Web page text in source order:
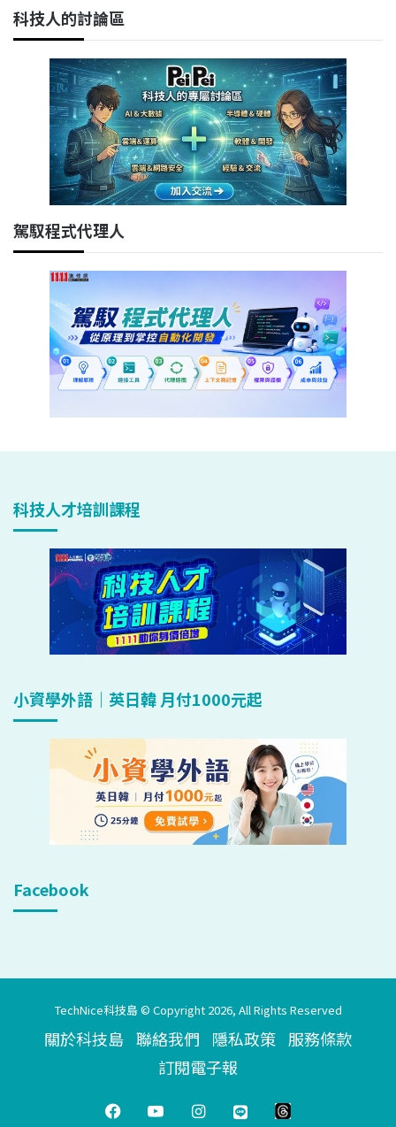
科技人的討論區
駕馭程式代理人
科技人才培訓課程
小資學外語｜英日韓 月付1000元起
Facebook
TechNice科技島 © Copyright 2026, All Rights Reserved
關於科技島 聯絡我們 隱私政策 服務條款
訂閱電子報